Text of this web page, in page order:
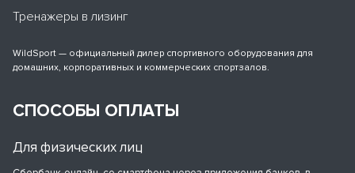
Тренажеры в лизинг
WildSport — официальный дилер спортивного оборудования для
домашних, корпоративных и коммерческих спортзалов.
СПОСОБЫ ОПЛАТЫ
Для физических лиц